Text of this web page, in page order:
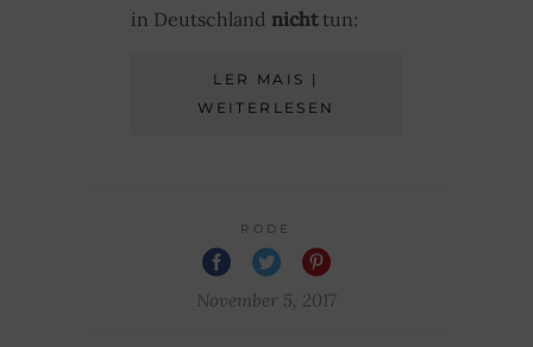
in Deutschland nichttun:
LER MAIS |
WEITERLESEN
RODE
November 5, 2017